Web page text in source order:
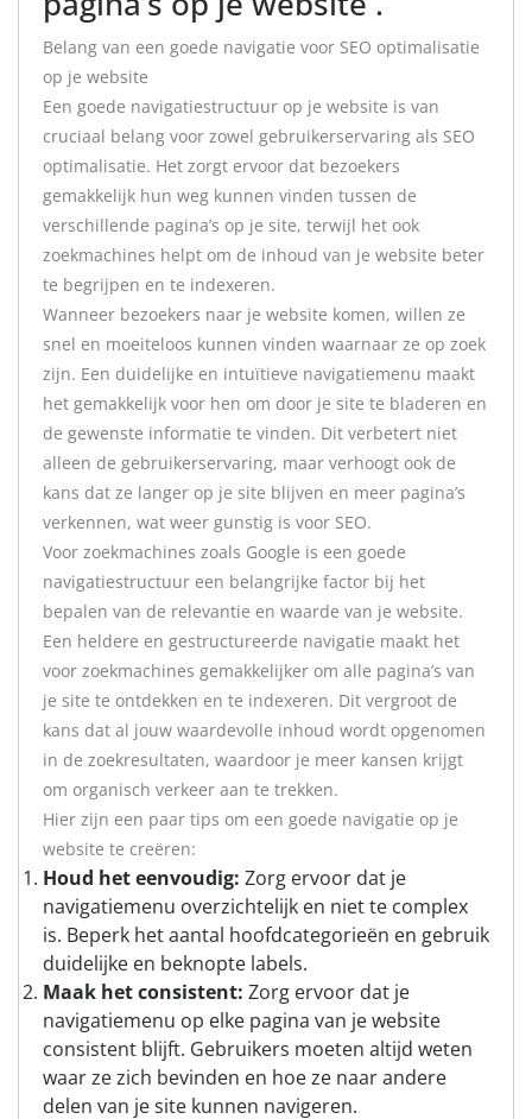
Belang van een goede navigatie voor SEO optimalisatie
op je website
Een goede navigatiestructuur op je website is van
cruciaal belang voor zowel gebruikerservaring als SEO
optimalisatie. Het zorgt ervoor dat bezoekers
gemakkelijk hun weg kunnen vinden tussen de
verschillende pagina’s op je site, terwijl het ook
zoekmachines helpt om de inhoud van je website beter
te begrijpen en te indexeren.
Wanneer bezoekers naar je website komen, willen ze
snel en moeiteloos kunnen vinden waarnaar ze op zoek
zijn. Een duidelijke en intuïtieve navigatiemenu maakt
het gemakkelijk voor hen om door je site te bladeren en
de gewenste informatie te vinden. Dit verbetert niet
alleen de gebruikerservaring, maar verhoogt ook de
kans dat ze langer op je site blijven en meer pagina’s
verkennen, wat weer gunstig is voor SEO.
Voor zoekmachines zoals Google is een goede
navigatiestructuur een belangrijke factor bij het
bepalen van de relevantie en waarde van je website.
Een heldere en gestructureerde navigatie maakt het
voor zoekmachines gemakkelijker om alle pagina’s van
je site te ontdekken en te indexeren. Dit vergroot de
kans dat al jouw waardevolle inhoud wordt opgenomen
in de zoekresultaten, waardoor je meer kansen krijgt
om organisch verkeer aan te trekken.
Hier zijn een paar tips om een goede navigatie op je
website te creëren:
Houd het eenvoudig: Zorg ervoor dat je
navigatiemenu overzichtelijk en niet te complex
is. Beperk het aantal hoofdcategorieën en gebruik
duidelijke en beknopte labels.
Maak het consistent: Zorg ervoor dat je
navigatiemenu op elke pagina van je website
consistent blijft. Gebruikers moeten altijd weten
waar ze zich bevinden en hoe ze naar andere
delen van je site kunnen navigeren.